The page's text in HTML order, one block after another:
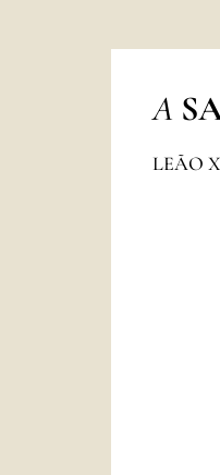
A
LEÃO